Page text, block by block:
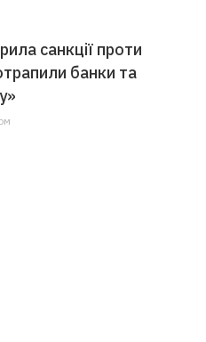
санкції проти
банки та